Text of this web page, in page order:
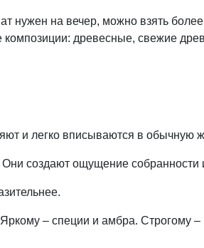
на вечер, можно взять более
древесные, свежие
и легко вписываются в обычную
создают ощущение собранности
– специи и амбра. Строгому –